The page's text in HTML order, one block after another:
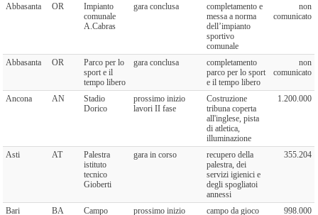
Abbasanta OR
Impianto
comunale
A.Cabras
gara conclusa
completamento e
messa a norma
dell’impianto
sportivo
comunale
non
comunicato
Abbasanta OR
Parco per lo
sport e il
tempo libero
gara conclusa
completamento
parco per lo sport
e il tempo libero
non
comunicato
Ancona AN
Stadio
Dorico
prossimo inizio
lavori II fase
Costruzione
tribuna coperta
all'inglese, pista
di atletica,
illuminazione
1.200.000
Asti AT
Palestra
istituto
tecnico
Gioberti
gara in corso
recupero della
palestra, dei
servizi igienici e
degli spogliatoi
annessi
355.204
Bari BA
Campo
prossimo inizio
campo da gioco
998.000